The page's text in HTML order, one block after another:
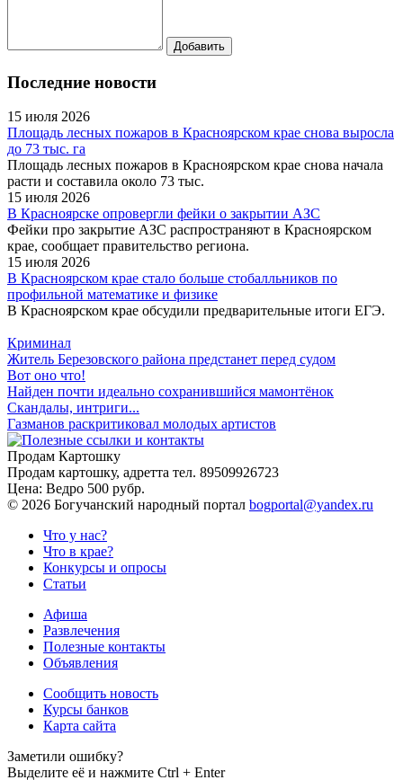
Последние новости
15 июля 2026
Площадь лесных пожаров в Красноярском крае снова выросла
до 73 тыс. га
Площадь лесных пожаров в Красноярском крае снова начала
расти и составила около 73 тыс.
15 июля 2026
В Красноярске опровергли фейки о закрытии АЗС
Фейки про закрытие АЗС распространяют в Красноярском
крае, сообщает правительство региона.
15 июля 2026
В Красноярском крае стало больше стобалльников по
профильной математике и физике
В Красноярском крае обсудили предварительные итоги ЕГЭ.
Криминал
Житель Березовского района предстанет перед судом
Вот оно что!
Найден почти идеально сохранившийся мамонтёнок
Скандалы, интриги...
Газманов раскритиковал молодых артистов
Продам Картошку
Продам картошку, адретта тел. 89509926723
Цена: Ведро 500 рубр.
© 2026 Богучанский народный портал bogportal@yandex.ru
Что у нас?
Что в крае?
Конкурсы и опросы
Статьи
Афиша
Развлечения
Полезные контакты
Объявления
Сообщить новость
Курсы банков
Карта сайта
Заметили ошибку?
Выделите её и нажмите Ctrl + Enter